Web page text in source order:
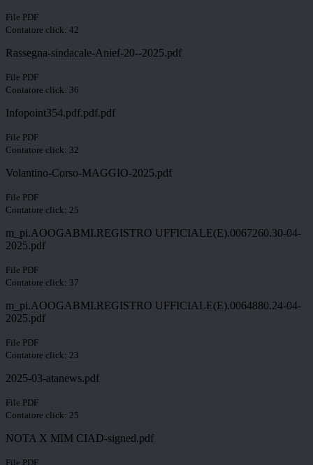
File PDF
Contatore click: 42
Rassegna-sindacale-Anief-20--2025.pdf
File PDF
Contatore click: 36
Infopoint354.pdf.pdf.pdf
File PDF
Contatore click: 32
Volantino-Corso-MAGGIO-2025.pdf
File PDF
Contatore click: 25
m_pi.AOOGABMI.REGISTRO UFFICIALE(E).0067260.30-04-
2025.pdf
File PDF
Contatore click: 37
m_pi.AOOGABMI.REGISTRO UFFICIALE(E).0064880.24-04-
2025.pdf
File PDF
Contatore click: 23
2025-03-atanews.pdf
File PDF
Contatore click: 25
NOTA X MIM CIAD-signed.pdf
File PDF